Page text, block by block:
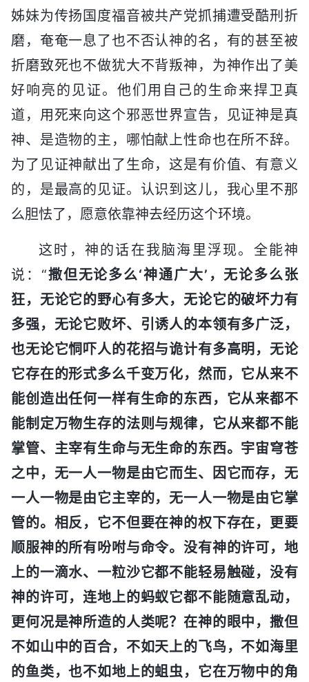
姊妹为传扬国度福音被共产党抓捕遭受酷刑折
磨，奄奄一息了也不否认神的名，有的甚至被
折磨致死也不做犹大不背叛神，为神作出了美
好响亮的见证。他们用自己的生命来捍卫真
道，用死来向这个邪恶世界宣告，见证神是真
神、是造物的主，哪怕献上性命也在所不辞。
为了见证神献出了生命，这是有价值、有意义
的，是最高的见证。认识到这儿，我心里不那
么胆怯了，愿意依靠神去经历这个环境。
这时，神的话在我脑海里浮现。全能神
说：“撒但无论多么‘神通广大’，无论多么张
狂，无论它的野心有多大，无论它的破坏力有
多强，无论它败坏、引诱人的本领有多广泛，
也无论它恫吓人的花招与诡计有多高明，无论
它存在的形式多么千变万化，然而，它从来不
能创造出任何一样有生命的东西，它从来都不
能制定万物生存的法则与规律，它从来都不能
掌管、主宰有生命与无生命的东西。宇宙穹苍
之中，无一人一物是由它而生、因它而存，无
一人一物是由它主宰的，无一人一物是由它掌
管的。相反，它不但要在神的权下存在，更要
顺服神的所有吩咐与命令。没有神的许可，地
上的一滴水、一粒沙它都不能轻易触碰，没有
神的许可，连地上的蚂蚁它都不能随意乱动，
更何况是神所造的人类呢？在神的眼中，撒但
不如山中的百合，不如天上的飞鸟，不如海里
的鱼类，也不如地上的蛆虫，它在万物中的角